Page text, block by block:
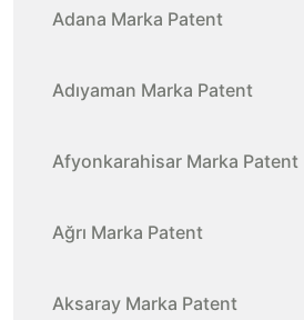
Adana Marka Patent
Adıyaman Marka Patent
Afyonkarahisar Marka Patent
Ağrı Marka Patent
Aksaray Marka Patent